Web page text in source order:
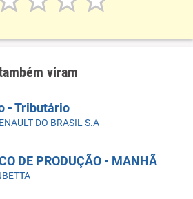
viram
- Tributário
DO BRASIL S.A
DE PRODUÇÃO - MANHÃ